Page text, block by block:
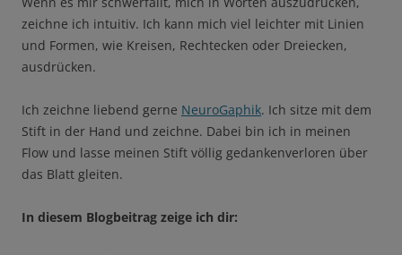
zeichne ich intuitiv. Ich kann mich viel leichter mit Linien
und Formen, wie Kreisen, Rechtecken oder Dreiecken,
ausdrücken.
Ich zeichne liebend gerne NeuroGaphik. Ich sitze mit dem
Stift in der Hand und zeichne. Dabei bin ich in meinen
Flow und lasse meinen Stift völlig gedankenverloren über
das Blatt gleiten.
In diesem Blogbeitrag zeige ich dir: